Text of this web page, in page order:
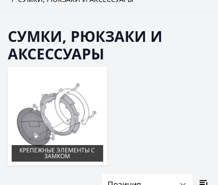
СУМКИ, РЮКЗАКИ И
АКСЕССУАРЫ
КРЕПЕЖНЫЕ ЭЛЕМЕНТЫ С
ЗАМКОМ